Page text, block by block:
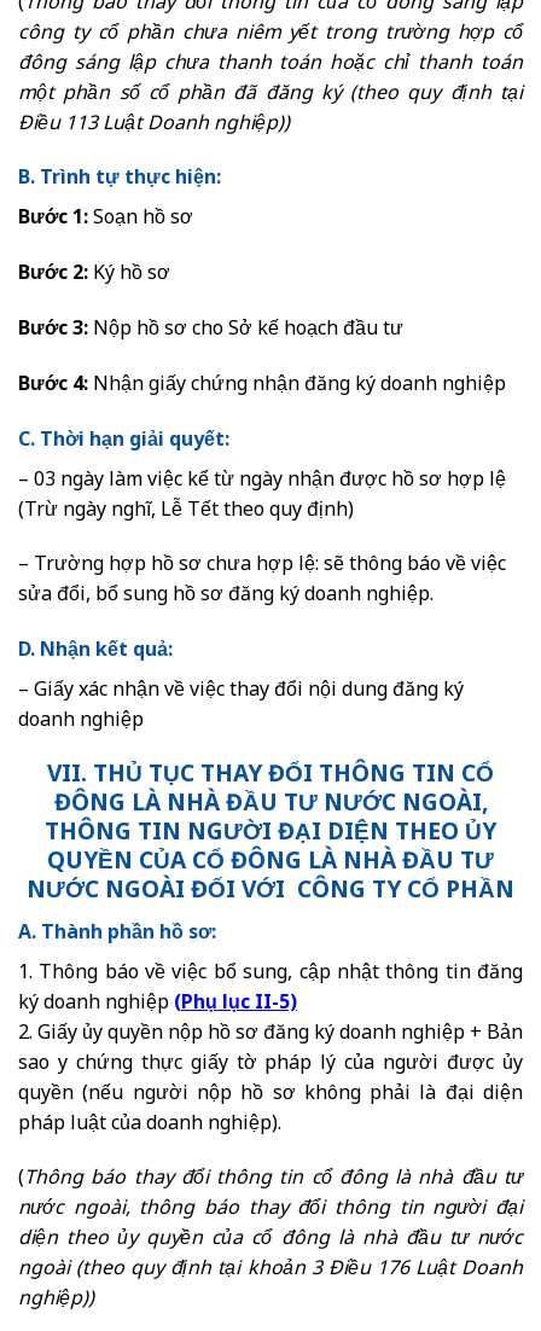
công ty cổ phần chưa niêm yết trong trường hợp cổ
đông sáng lập chưa thanh toán hoặc chỉ thanh toán
một phần số cổ phần đã đăng ký (theo quy định tại
Điều 113 Luật Doanh nghiệp))
B. Trình tự thực hiện:
Bước 1:Soạn hồ sơ
Bước 2:Ký hồ sơ
Bước 3:Nộp hồ sơ cho Sở kế hoạch đầu tư
Bước 4:Nhận giấy chứng nhận đăng ký doanh nghiệp
C. Thời hạn giải quyết:
– 03 ngày làm việc kể từ ngày nhận được hồ sơ hợp lệ
(Trừ ngày nghĩ, Lễ Tết theo quy định)
– Trường hợp hồ sơ chưa hợp lệ: sẽ thông báo về việc
sửa đổi, bổ sung hồ sơ đăng ký doanh nghiệp.
D. Nhận kết quả:
– Giấy xác nhận về việc thay đổi nội dung đăng ký
doanh nghiệp
VII. THỦ TỤC THAY ĐỔI THÔNG TIN CỔ
ĐÔNG LÀ NHÀ ĐẦU TƯ NƯỚC NGOÀI,
THÔNG TIN NGƯỜI ĐẠI DIỆN THEO ỦY
QUYỀN CỦA CỔ ĐÔNG LÀ NHÀ ĐẦU TƯ
NƯỚC NGOÀI ĐỐI VỚI CÔNG TY CỔ PHẦN
A. Thành phần hồ sơ:
1. Thông báo về việc bổ sung, cập nhật thông tin đăng
ký doanh nghiệp(Phụ lục II-5)
2. Giấy ủy quyền nộp hồ sơ đăng ký doanh nghiệp + Bản
sao y chứng thực giấy tờ pháp lý của người được ủy
quyền (nếu người nộp hồ sơ không phải là đại diện
pháp luật của doanh nghiệp).
(Thông báo thay đổi thông tin cổ đông là nhà đầu tư
nước ngoài, thông báo thay đổi thông tin người đại
diện theo ủy quyền của cổ đông là nhà đầu tư nước
ngoài (theo quy định tại khoản 3 Điều 176 Luật Doanh
nghiệp))